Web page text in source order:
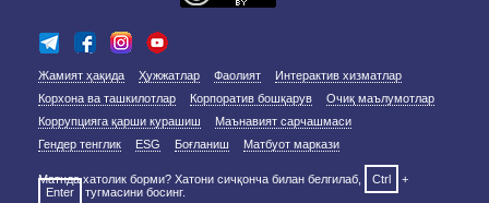
Жамият ҳақида Ҳужжатлар Фаолият
Интерактив хизматлар
Корхона ва ташкилотлар
Корпоратив бошқарув
Очиқ маълумотлар
Коррупцияга қарши курашиш
Маънавият сарчашмаси
Гендер тенглик
ESG Боғланиш Матбуот маркази
Матнда хатолик борми? Хатони сичқонча билан белгилаб, Ctrl
+
Enter
тугмасини босинг.